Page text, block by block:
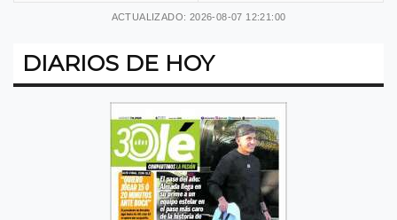
ACTUALIZADO: 2026-08-07 12:21:00
DIARIOS DE HOY